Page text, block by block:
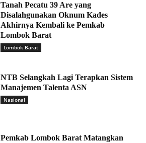
Tanah Pecatu 39 Are yang
Disalahgunakan Oknum Kades
Akhirnya Kembali ke Pemkab
Lombok Barat
Lombok Barat
NTB Selangkah Lagi Terapkan Sistem
Manajemen Talenta ASN
Nasional
Pemkab Lombok Barat Matangkan